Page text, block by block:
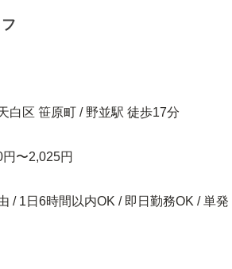
白区 笹原町 / 野並駅 徒歩17分
〜2,025円
/ 1日6時間以内OK / 即日勤務OK / 単発